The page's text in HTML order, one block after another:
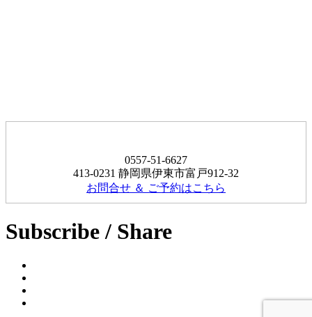
0557-51-6627
413-0231 静岡県伊東市富戸912-32
お問合せ ＆ ご予約はこちら
Subscribe / Share